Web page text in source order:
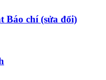
Báo chí (sửa đổi)